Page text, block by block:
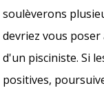
soulèverons
devriez vous
d'un pisciniste. Si
positives,